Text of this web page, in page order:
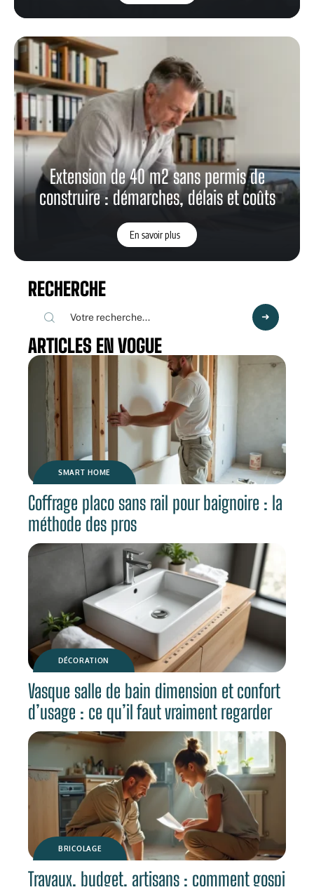
Extension de 40 m2 sans permis de
construire : démarches, délais et coûts
En savoir plus
RECHERCHE
ARTICLES EN VOGUE
SMART HOME
Coffrage placo sans rail pour baignoire : la
méthode des pros
DÉCORATION
Vasque salle de bain dimension et confort
d’usage : ce qu’il faut vraiment regarder
BRICOLAGE
Travaux, budget, artisans : comment gospi